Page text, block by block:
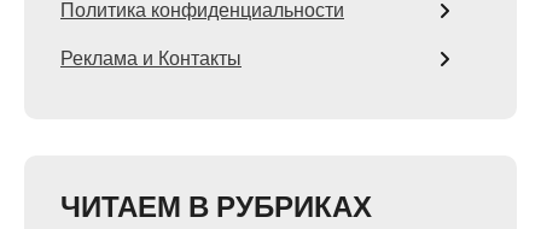
Политика конфиденциальности
Реклама и Контакты
ЧИТАЕМ В РУБРИКАХ